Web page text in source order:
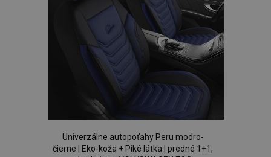
Univerzálne autopoťahy Peru modro-
čierne | Eko-koža + Piké látka | predné 1+1,